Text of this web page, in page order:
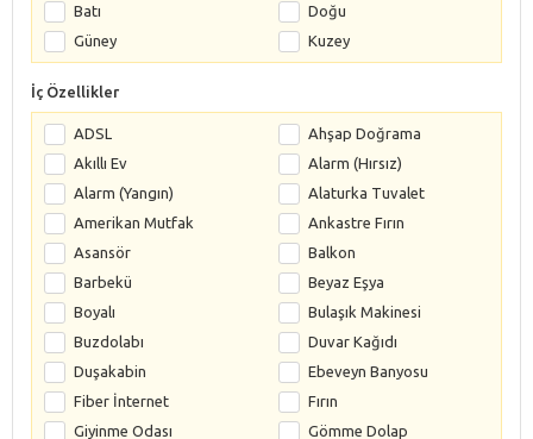
Batı
Doğu
Güney
Kuzey
İç Özellikler
ADSL
Ahşap Doğrama
Akıllı Ev
Alarm (Hırsız)
Alarm (Yangın)
Alaturka Tuvalet
Amerikan Mutfak
Ankastre Fırın
Asansör
Balkon
Barbekü
Beyaz Eşya
Boyalı
Bulaşık Makinesi
Buzdolabı
Duvar Kağıdı
Duşakabin
Ebeveyn Banyosu
Fiber İnternet
Fırın
Giyinme Odası
Gömme Dolap